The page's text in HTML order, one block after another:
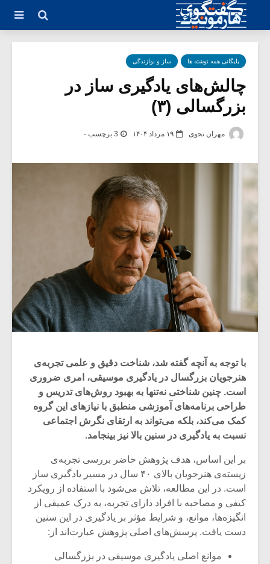
بایگانی همه نوشته ها ساز و نوازندگی
چالش‌های یادگیری ساز در
بزرگسالی (۳)
مهران نحوی ۱۹ مرداد ۱۴۰۴ 3 برچسب -
با توجه به آنچه گفته شد، شناخت دقیق و علمی تجربه‌ی
هنرجویان بزرگسال در یادگیری موسیقی، امری ضروری
است. چنین شناختی نه‌تنها به بهبود روش‌های تدریس و
طراحی برنامه‌های آموزشی منطبق با نیازهای این گروه
کمک می‌کند، بلکه می‌تواند به ارتقای نگرش اجتماعی
نسبت به یادگیری در سنین بالا نیز بینجامد.
بر این اساس، هدف پژوهش حاضر بررسی تجربه‌ی
زیسته‌ی هنرجویان بالای ۴۰ سال در مسیر یادگیری ساز
است. در این مطالعه، تلاش می‌شود با استفاده از رویکرد
کیفی و مصاحبه با افراد دارای تجربه، به درک عمیقی از
انگیزه‌ها، موانع، و شرایط مؤثر بر یادگیری در این سنین
دست یافت. پرسش‌های اصلی پژوهش عبارت‌اند از:
موانع اصلی یادگیری موسیقی در بزرگسالی